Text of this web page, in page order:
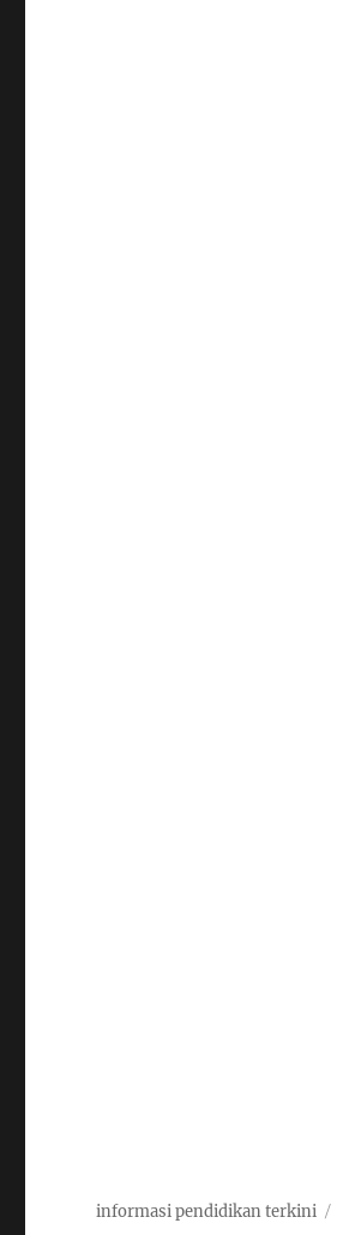
informasi pendidikan terkini